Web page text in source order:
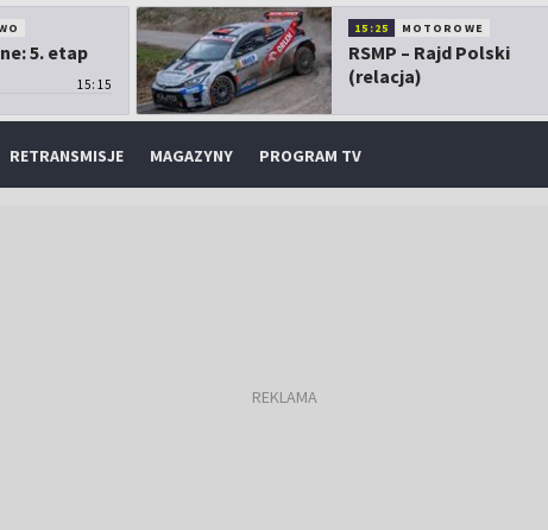
5. etap
15:15
15:25 MOTOROWE
RSMP – Rajd Polski
(relacja)
RETRANSMISJE MAGAZYNY PROGRAM TV